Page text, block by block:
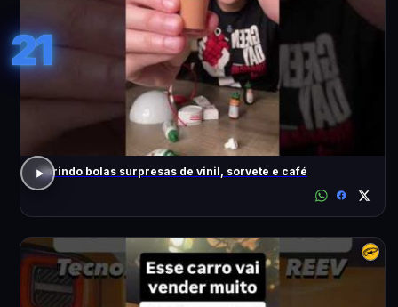
21
abrindo bolas surpresas de vinil, sorvete e café